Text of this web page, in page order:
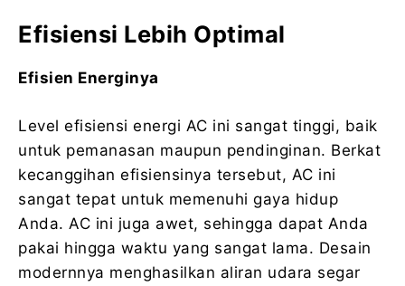
Efisiensi Lebih Optimal
Efisien Energinya
Level efisiensi energi AC ini sangat tinggi, baik
untuk pemanasan maupun pendinginan. Berkat
kecanggihan efisiensinya tersebut, AC ini
sangat tepat untuk memenuhi gaya hidup
Anda. AC ini juga awet, sehingga dapat Anda
pakai hingga waktu yang sangat lama. Desain
modernnya menghasilkan aliran udara segar